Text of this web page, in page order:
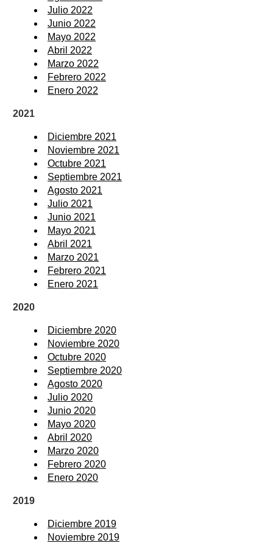
Julio 2022
Junio 2022
Mayo 2022
Abril 2022
Marzo 2022
Febrero 2022
Enero 2022
2021
Diciembre 2021
Noviembre 2021
Octubre 2021
Septiembre 2021
Agosto 2021
Julio 2021
Junio 2021
Mayo 2021
Abril 2021
Marzo 2021
Febrero 2021
Enero 2021
2020
Diciembre 2020
Noviembre 2020
Octubre 2020
Septiembre 2020
Agosto 2020
Julio 2020
Junio 2020
Mayo 2020
Abril 2020
Marzo 2020
Febrero 2020
Enero 2020
2019
Diciembre 2019
Noviembre 2019